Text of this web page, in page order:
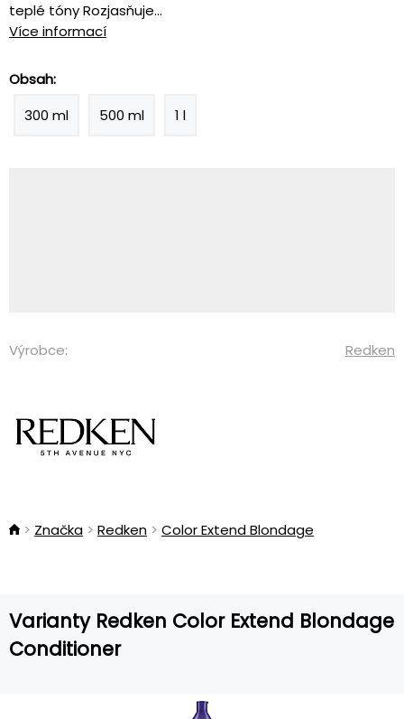
teplé tóny Rozjasňuje...
Více informací
Obsah:
300 ml
500 ml 1 l
Výrobce: Redken
Značka Redken Color Extend Blondage
Varianty Redken Color Extend Blondage
Conditioner